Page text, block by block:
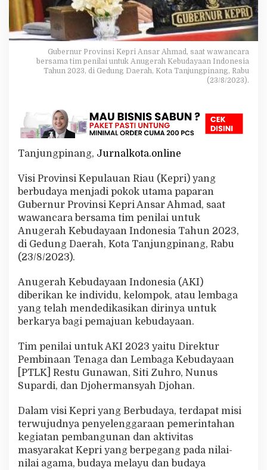
a
m
p
r
o
p
r
i
n
u
k
e
m
b
a
n
a
n
Gubernur Provinsi Kepri Ansar Ahmad, saat wawancara
bersama tim penilai untuk Anugerah Kebudayaan Indonesia
Tahun 2023, di Gedung Daerah, Kota Tanjungpinang, Rabu
(23/8/2023).
Tanjungpinang, Jurnalkota.online
Visi Provinsi Kepulauan Riau (Kepri) yang
berbudaya menjadi pokok utama paparan
Gubernur Provinsi Kepri Ansar Ahmad, saat
wawancara bersama tim penilai untuk
Anugerah Kebudayaan Indonesia Tahun 2023,
di Gedung Daerah, Kota Tanjungpinang, Rabu
(23/8/2023).
Anugerah Kebudayaan Indonesia (AKI)
diberikan ke individu, kelompok, atau lembaga
yang telah mendedikasikan dirinya untuk
berkarya bagi pemajuan kebudayaan.
Tim penilai untuk AKI 2023 yaitu Direktur
Pembinaan Tenaga dan Lembaga Kebudayaan
[PTLK] Restu Gunawan, Siti Zuhro, Nunus
Supardi, dan Djohermansyah Djohan.
Dalam visi Kepri yang Berbudaya, terdapat misi
terwujudnya penyelenggaraan pemerintahan
kegiatan pembangunan dan aktivitas
masyarakat Kepri yang berpegang pada nilai-
nilai agama, budaya melayu dan budaya